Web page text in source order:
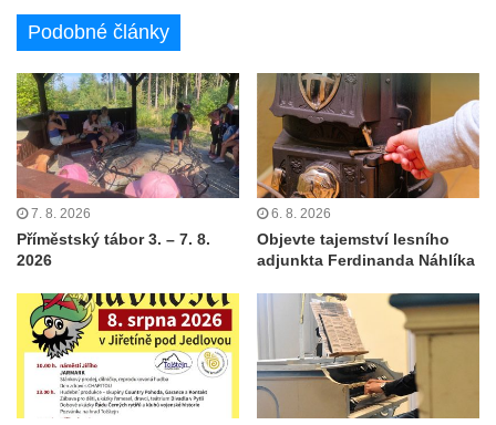
Podobné články
7. 8. 2026
Příměstský tábor 3. – 7. 8.
2026
6. 8. 2026
Objevte tajemství lesního
adjunkta Ferdinanda Náhlíka